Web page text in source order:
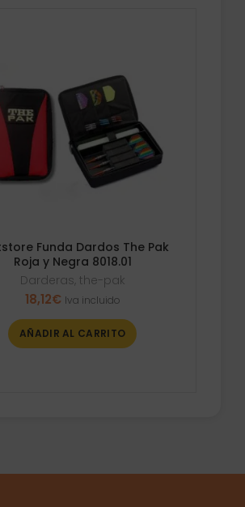
Funda Dardos The Pak
Roja y Negra 8018.01
Darderas, the-pak
18,12€ Iva incluido
AÑADIR AL CARRITO